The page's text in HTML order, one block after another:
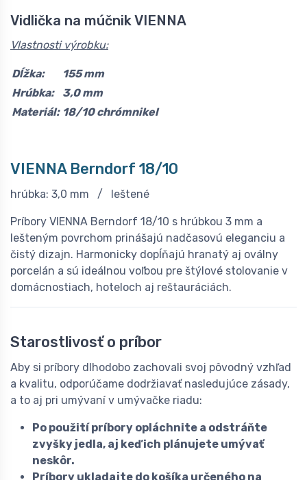
Vidlička na múčnik VIENNA
Vlastnosti výrobku:
Dĺžka:
155 mm
Hrúbka:
3,0 mm
Materiál: 18/10 chrómnikel
VIENNA Berndorf 18/10
hrúbka: 3,0 mm / leštené
Príbory VIENNA Berndorf 18/10 s hrúbkou 3 mm a
lešteným povrchom prinášajú nadčasovú eleganciu a
čistý dizajn. Harmonicky dopĺňajú hranatý aj oválny
porcelán a sú ideálnou voľbou pre štýlové stolovanie v
domácnostiach, hoteloch aj reštauráciách.
Starostlivosť o príbor
Aby si príbory dlhodobo zachovali svoj pôvodný vzhľad
a kvalitu, odporúčame dodržiavať nasledujúce zásady,
a to aj pri umývaní v umývačke riadu:
Po použití príbory opláchnite a odstráňte
zvyšky jedla, aj keď ich plánujete umývať
neskôr.
Príbory ukladajte do košíka určeného na